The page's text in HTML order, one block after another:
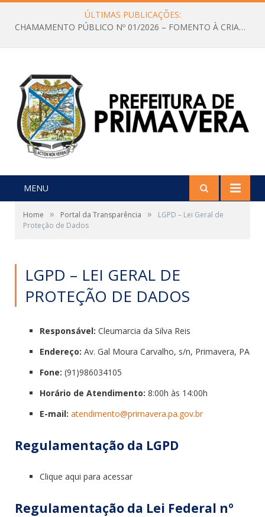
ÚLTIMAS PUBLICAÇÕES:
CHAMAMENTO PÚBLICO Nº 01/2026 – FOMENTO À CRIAÇÃO E A CIRCULAÇÃO DE PRODUÇÕES CULTURAIS – Aldir Blanc
MENU
Home » Portal da Transparência »
LGPD – Lei Geral de
Proteção de Dados
LGPD – LEI GERAL DE
PROTEÇÃO DE DADOS
Responsável: Cleumarcia da Silva Reis
Endereço: Av. Gal Moura Carvalho, s/n, Primavera, PA
Fone: (91)986034105
Horário de Atendimento: 8:00h às 14:00h
E-mail: atendimento@primavera.pa.gov.br
Regulamentação da LGPD
Clique aqui para acessar
Regulamentação da Lei Federal nº